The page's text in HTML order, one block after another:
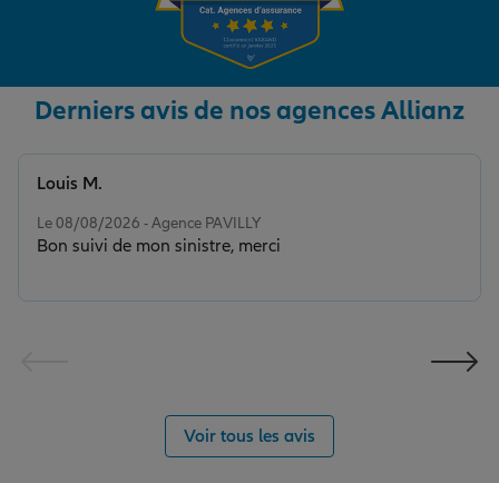
Derniers avis de nos agences Allianz
Le 08/08/2026 - Agence PAVILLY
Bon suivi de mon sinistre, merci
Louis M.
Voir tous les avis